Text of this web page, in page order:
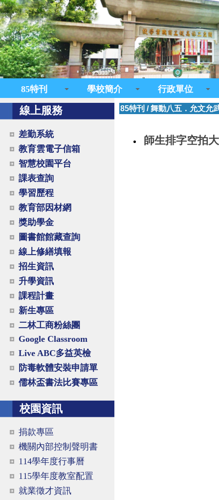
85特刊 學校簡介 行政單位
線上服務
差勤系統
教育雲電子信箱
智慧校園平台
課表查詢
學習歷程
教育部因材網
獎助學金
圖書館館藏查詢
線上修繕填報
招生資訊
升學資訊
課程計畫
新生專區
二林工商粉絲團
Google Classroom
Live ABC多益英檢
防毒軟體安裝申請單
儒林盃書法比賽專區
校園資訊
捐款專區
機關內部控制聲明書
114學年度行事曆
115學年度教室配置
就業徵才資訊
85特刊 /舞動八五．允文允
師生排字空拍